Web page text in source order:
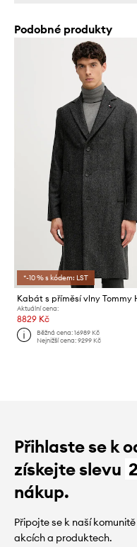
Podobné produkty
*-10 % s kódem: LST
Kabát s příměsí vlny Tommy
Aktuální cena:
8829 Kč
Běžná cena:16989 Kč
Nejnižší cena:9299 Kč
Přihlaste se k
získejte slevu
nákup.
Připojte se k naší
akcích a produktech.